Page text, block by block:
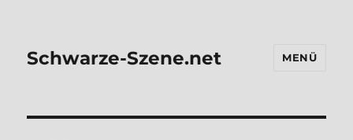
Schwarze-Szene.net MENÜ